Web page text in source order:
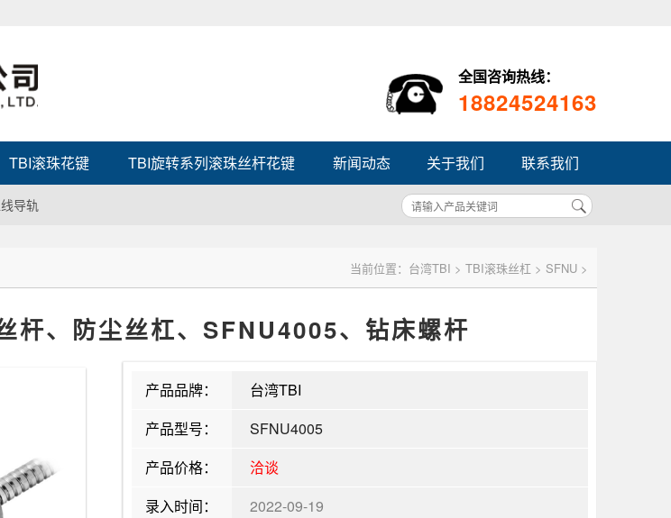
全国咨询热线：
18824524163
TBI滚珠花键 TBI旋转系列滚珠丝杆花键 新闻动态 关于我们 联系我们
导轨
当前位置： 台湾TBI > TBI滚珠丝杠 > SFNU >
杆、防尘丝杠、SFNU4005、钻床螺杆
产品品牌：
台湾TBI
产品型号：
SFNU4005
产品价格：
洽谈
录入时间：
2022-09-19